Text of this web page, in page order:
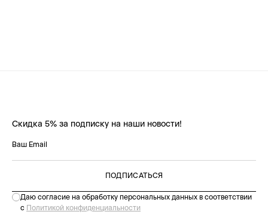
Скидка 5% за подписку на наши новости!
ПОДПИСАТЬСЯ
Даю согласие на обработку персональных данных в соответствии
с Политикой конфиденциальности